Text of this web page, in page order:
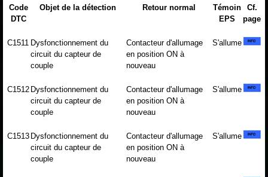
Code
DTC
Objet de la détection Retour normal
Témoin
EPS
Cf.
page
C1511 Dysfonctionnement du
circuit du capteur de
couple
Contacteur d'allumage
en position ON à
nouveau
S'allume
C1512 Dysfonctionnement du
circuit du capteur de
couple
Contacteur d'allumage
en position ON à
nouveau
S'allume
C1513 Dysfonctionnement du
circuit du capteur de
couple
Contacteur d'allumage
en position ON à
nouveau
S'allume